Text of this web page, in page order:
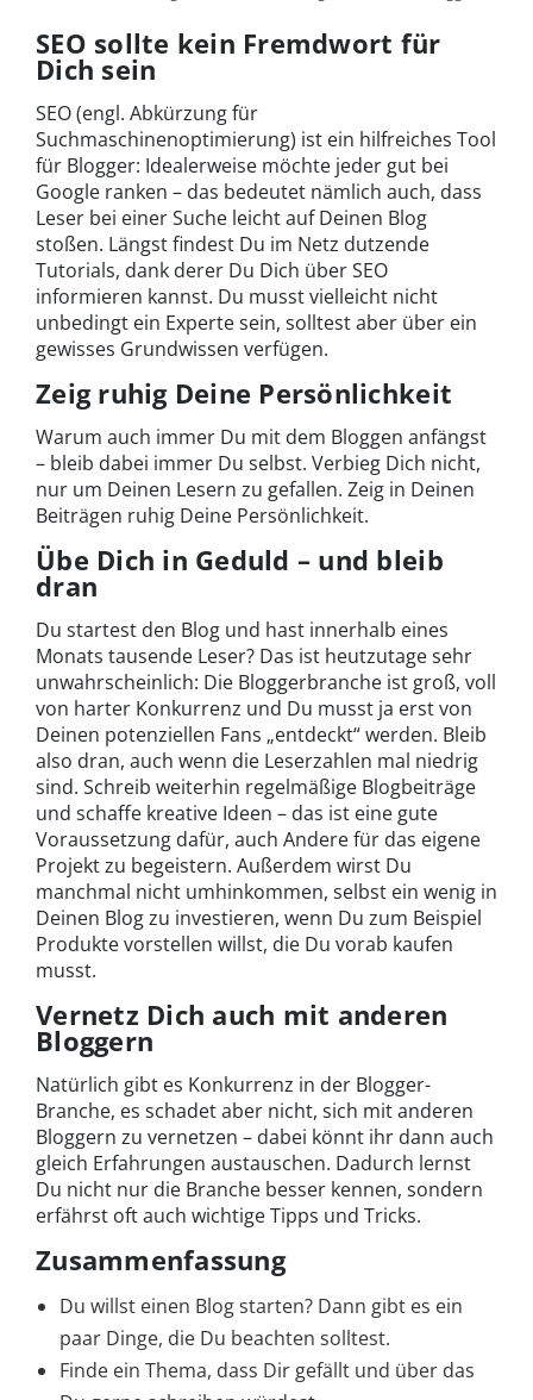
SEO sollte kein Fremdwort für
Dich sein
SEO (engl. Abkürzung für
Suchmaschinenoptimierung) ist ein hilfreiches Tool
für Blogger: Idealerweise möchte jeder gut bei
Google ranken – das bedeutet nämlich auch, dass
Leser bei einer Suche leicht auf Deinen Blog
stoßen. Längst findest Du im Netz dutzende
Tutorials, dank derer Du Dich über SEO
informieren kannst. Du musst vielleicht nicht
unbedingt ein Experte sein, solltest aber über ein
gewisses Grundwissen verfügen.
Zeig ruhig Deine Persönlichkeit
Warum auch immer Du mit dem Bloggen anfängst
– bleib dabei immer Du selbst. Verbieg Dich nicht,
nur um Deinen Lesern zu gefallen. Zeig in Deinen
Beiträgen ruhig Deine Persönlichkeit.
Übe Dich in Geduld – und bleib
dran
Du startest den Blog und hast innerhalb eines
Monats tausende Leser? Das ist heutzutage sehr
unwahrscheinlich: Die Bloggerbranche ist groß, voll
von harter Konkurrenz und Du musst ja erst von
Deinen potenziellen Fans „entdeckt“ werden. Bleib
also dran, auch wenn die Leserzahlen mal niedrig
sind. Schreib weiterhin regelmäßige Blogbeiträge
und schaffe kreative Ideen – das ist eine gute
Voraussetzung dafür, auch Andere für das eigene
Projekt zu begeistern. Außerdem wirst Du
manchmal nicht umhinkommen, selbst ein wenig in
Deinen Blog zu investieren, wenn Du zum Beispiel
Produkte vorstellen willst, die Du vorab kaufen
musst.
Vernetz Dich auch mit anderen
Bloggern
Natürlich gibt es Konkurrenz in der Blogger-
Branche, es schadet aber nicht, sich mit anderen
Bloggern zu vernetzen – dabei könnt ihr dann auch
gleich Erfahrungen austauschen. Dadurch lernst
Du nicht nur die Branche besser kennen, sondern
erfährst oft auch wichtige Tipps und Tricks.
Zusammenfassung
Du willst einen Blog starten? Dann gibt es ein
paar Dinge, die Du beachten solltest.
Finde ein Thema, dass Dir gefällt und über das